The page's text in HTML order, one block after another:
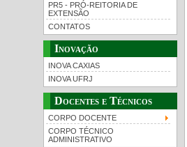
PR5 - PRÓ-REITORIA DE
EXTENSÃO
CONTATOS
Inovação
INOVA CAXIAS
INOVA UFRJ
Docentes e Técnicos
CORPO DOCENTE
CORPO TÉCNICO
ADMINISTRATIVO